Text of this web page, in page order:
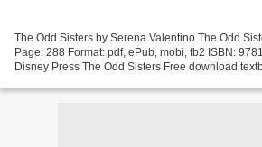
The Odd Sisters by Serena Valentino The Odd
Page: 288 Format: pdf, ePub, mobi, fb2 ISBN:
Disney Press The Odd Sisters Free download